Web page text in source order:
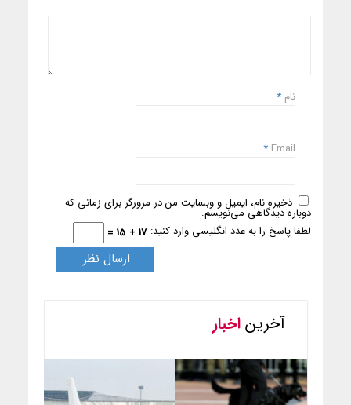
نام *
Email
*
ذخیره نام، ایمیل و وبسایت من در مرورگر برای زمانی که
دوباره دیدگاهی می‌نویسم.
لطفا پاسخ را به عدد انگلیسی وارد کنید: 17 + 15 =
آخریناخبار